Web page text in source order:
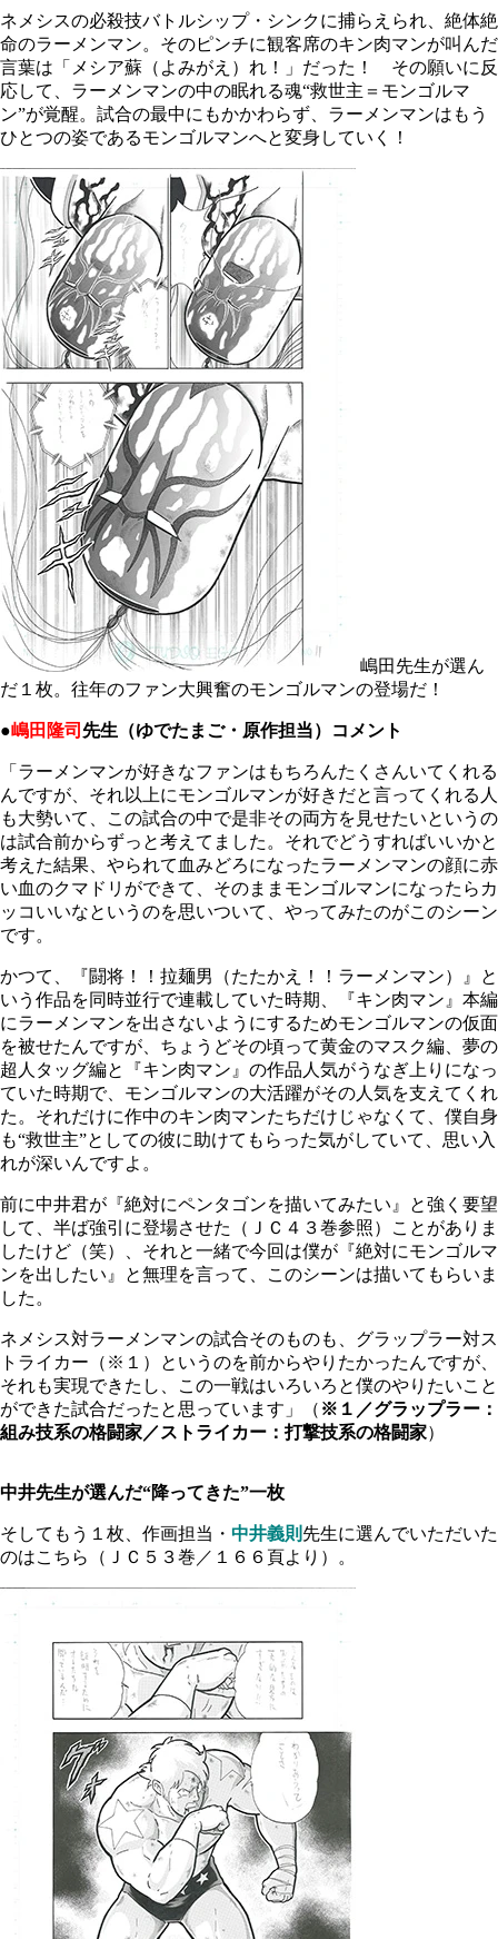
ネメシスの必殺技バトルシップ・シンクに捕らえられ、絶体絶
命のラーメンマン。そのピンチに観客席のキン肉マンが叫んだ
言葉は「メシア蘇（よみがえ）れ！」だった！ その願いに反
応して、ラーメンマンの中の眠れる魂“救世主＝モンゴルマ
ン”が覚醒。試合の最中にもかかわらず、ラーメンマンはもう
ひとつの姿であるモンゴルマンへと変身していく！
嶋田先生が選ん
だ１枚。往年のファン大興奮のモンゴルマンの登場だ！
●嶋田隆司 先生（ゆでたまご・原作担当）コメント
「ラーメンマンが好きなファンはもちろんたくさんいてくれる
んですが、それ以上にモンゴルマンが好きだと言ってくれる人
も大勢いて、この試合の中で是非その両方を見せたいというの
は試合前からずっと考えてました。それでどうすればいいかと
考えた結果、やられて血みどろになったラーメンマンの顔に赤
い血のクマドリができて、そのままモンゴルマンになったらカ
ッコいいなというのを思いついて、やってみたのがこのシーン
です。
かつて、『闘将！！拉麺男（たたかえ！！ラーメンマン）』と
いう作品を同時並行で連載していた時期、『キン肉マン』本編
にラーメンマンを出さないようにするためモンゴルマンの仮面
を被せたんですが、ちょうどその頃って黄金のマスク編、夢の
超人タッグ編と『キン肉マン』の作品人気がうなぎ上りになっ
ていた時期で、モンゴルマンの大活躍がその人気を支えてくれ
た。それだけに作中のキン肉マンたちだけじゃなくて、僕自身
も“救世主”としての彼に助けてもらった気がしていて、思い入
れが深いんですよ。
前に中井君が『絶対にペンタゴンを描いてみたい』と強く要望
して、半ば強引に登場させた（ＪＣ４３巻参照）ことがありま
したけど（笑）、それと一緒で今回は僕が『絶対にモンゴルマ
ンを出したい』と無理を言って、このシーンは描いてもらいま
した。
ネメシス対ラーメンマンの試合そのものも、グラップラー対ス
トライカー（※１）というのを前からやりたかったんですが、
それも実現できたし、この一戦はいろいろと僕のやりたいこと
ができた試合だったと思っています」（ ※１／グラップラー：
組み技系の格闘家／ストライカー：打撃技系の格闘家）
中井先生が選んだ“降ってきた”一枚
そしてもう１枚、作画担当・ 中井義則 先生に選んでいただいた
のはこちら（ＪＣ５３巻／１６６頁より）。